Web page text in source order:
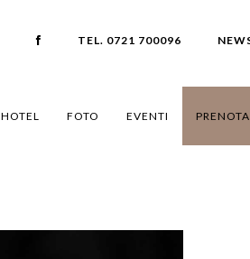
TEL. 0721 700096
HOTEL FOTO EVENTI PRENOTA